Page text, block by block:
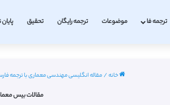
ترجمه فا موضوعات ترجمه رایگان تحقیق
خانه/مقاله انگلیسی مهندسی معماری با ترجمه فارسی 2022 -
مقالات بیس